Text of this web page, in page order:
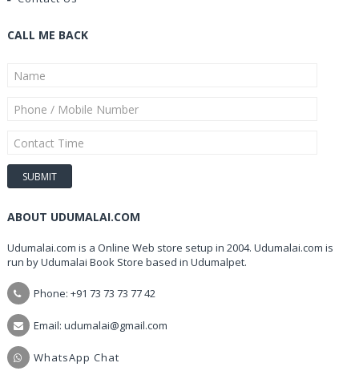
CALL ME BACK
ABOUT UDUMALAI.COM
Udumalai.com is a Online Web store setup in 2004. Udumalai.com is
run by Udumalai Book Store based in Udumalpet.
Phone: +91 73 73 73 77 42
Email: udumalai@gmail.com
WhatsApp Chat